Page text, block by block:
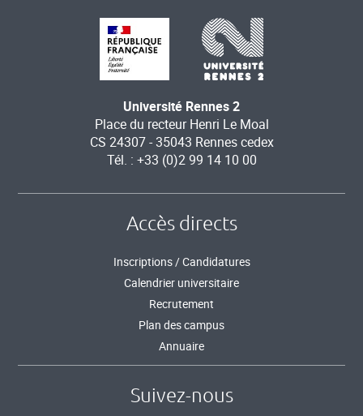
Université Rennes 2
Place du recteur Henri Le Moal
CS 24307 - 35043 Rennes cedex
Tél. : +33 (0)2 99 14 10 00
Accès directs
Inscriptions / Candidatures
Calendrier universitaire
Recrutement
Plan des campus
Annuaire
Suivez-nous